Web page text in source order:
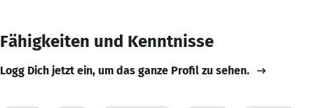
Fähigkeiten und Kenntnisse
Logg Dich jetzt ein, um das ganze Profil zu sehen.